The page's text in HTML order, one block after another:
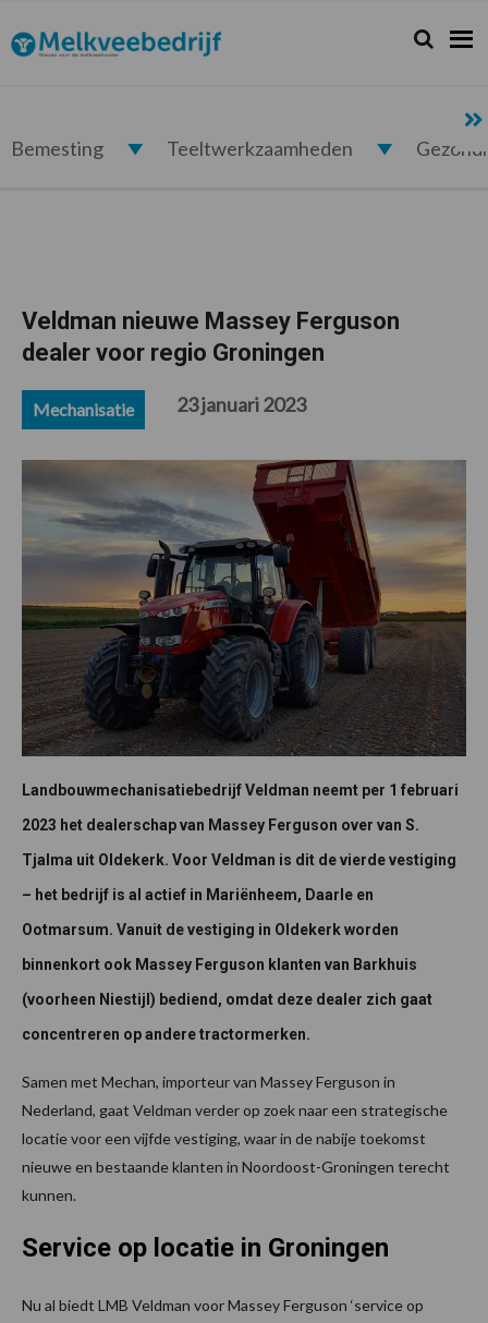
de
hoofdnavigatie
de
hoofd
de
eerste
de
voettekst
Melkveebedrijf.nl Zoeken...
Zoek
Bemesting Teeltwerkzaamheden
Veldman nieuwe Massey Ferguson
dealer voor regio Groningen
Mechanisatie 23 januari 2023
Landbouwmechanisatiebedrijf Veldman neemt per 1 februari
2023 het dealerschap van Massey Ferguson over van S.
Tjalma uit Oldekerk. Voor Veldman is dit de vierde vestiging
– het bedrijf is al actief in Mariënheem, Daarle en
Ootmarsum. Vanuit de vestiging in Oldekerk worden
binnenkort ook Massey Ferguson klanten van Barkhuis
(voorheen Niestijl) bediend, omdat deze dealer zich gaat
concentreren op andere tractormerken.
Samen met Mechan, importeur van Massey Ferguson in
Nederland, gaat Veldman verder op zoek naar een strategische
locatie voor een vijfde vestiging, waar in de nabije toekomst
nieuwe en bestaande klanten in Noordoost-Groningen terecht
kunnen.
Service op locatie in Groningen
Nu al biedt LMB Veldman voor Massey Ferguson ‘service op